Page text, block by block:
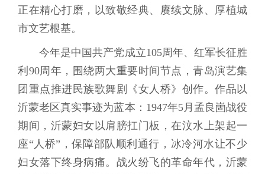
正在精心打磨，以致敬经典、赓续文脉、厚植城
市文艺根基。
今年是中国共产党成立105周年、红军长征胜
利90周年，围绕两大重要时间节点，青岛演艺集
团重点推进民族歌舞剧《女人桥》创作。作品以
沂蒙老区真实事迹为蓝本：1947年5月孟良崮战役
期间，沂蒙妇女以肩膀扛门板，在汶水上架起一
座“人桥”，保障部队顺利通行，冰冷河水让不少
妇女落下终身病痛。战火纷飞的革命年代，沂蒙